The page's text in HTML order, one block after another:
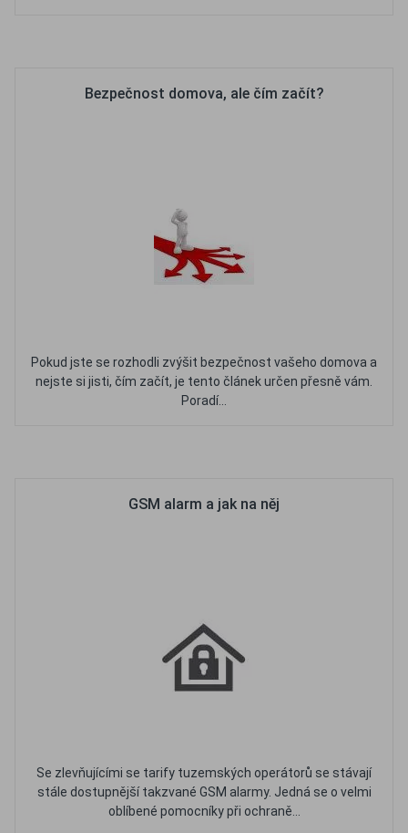
Bezpečnost domova, ale čím začít?
Pokud jste se rozhodli zvýšit bezpečnost vašeho domova a
nejste si jisti, čím začít, je tento článek určen přesně vám.
Poradí...
GSM alarm a jak na něj
Se zlevňujícími se tarify tuzemských operátorů se stávají
stále dostupnější takzvané GSM alarmy. Jedná se o velmi
oblíbené pomocníky při ochraně...